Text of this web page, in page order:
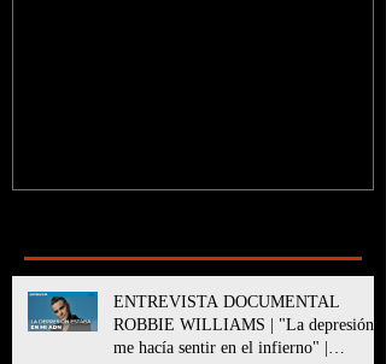
ENTREVISTA DOCUMENTAL
ROBBIE WILLIAMS | "La depresión
me hacía sentir en el infierno" |